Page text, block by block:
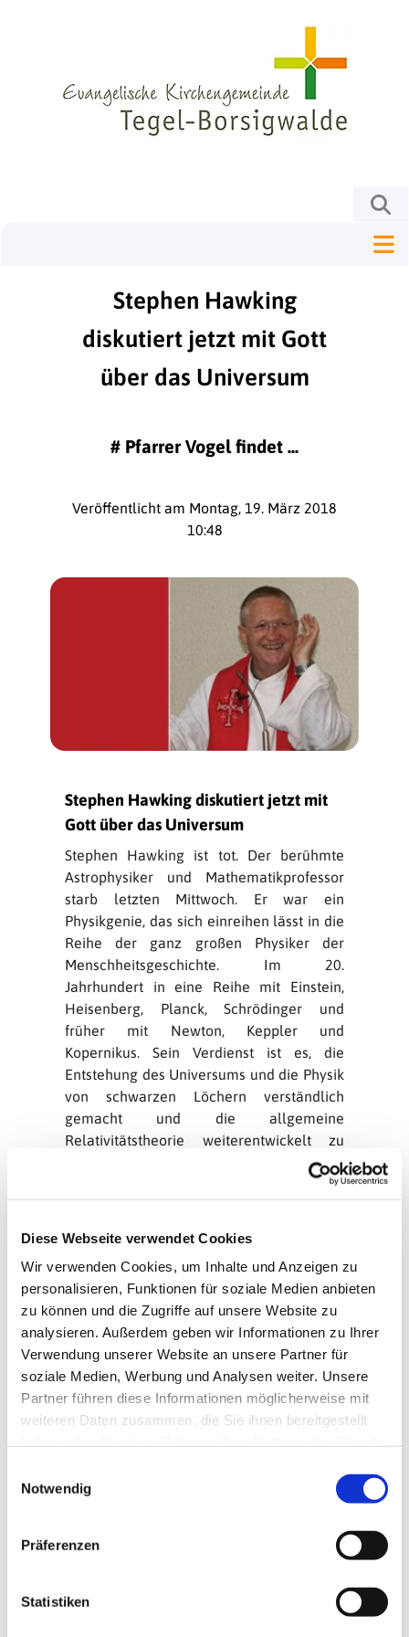
Diese Webseite verwendet Cookies
Wir verwenden Cookies, um Inhalte und Anzeigen zu
personalisieren, Funktionen für soziale Medien anbieten
zu können und die Zugriffe auf unsere Website zu
analysieren. Außerdem geben wir Informationen zu Ihrer
Verwendung unserer Website an unsere Partner für
soziale Medien, Werbung und Analysen weiter. Unsere
Partner führen diese Informationen möglicherweise mit
weiteren Daten zusammen, die Sie ihnen bereitgestellt
Notwendig
Präferenzen
Statistiken
Stephen Hawking
diskutiert jetzt mit Gott
über das Universum
# Pfarrer Vogel findet ...
Veröffentlicht am Montag, 19. März 2018
10:48
Stephen Hawking diskutiert jetzt mit
Gott über das Universum
Stephen Hawking ist tot. Der berühmte
Astrophysiker und Mathematikprofessor
starb letzten Mittwoch. Er war ein
Physikgenie, das sich einreihen lässt in die
Reihe der ganz großen Physiker der
Menschheitsgeschichte. Im 20.
Jahrhundert in eine Reihe mit Einstein,
Heisenberg, Planck, Schrödinger und
früher mit Newton, Keppler und
Kopernikus. Sein Verdienst ist es, die
Entstehung des Universums und die Physik
von schwarzen Löchern verständlich
gemacht und die allgemeine
Relativitätstheorie weiterentwickelt zu
Der Jahrzehnte lang an den Rollstuhl
Jahren durch seine Warnungen zur
Klimaerwärmung und zu verfehlter
Umwelt- und Wirtschaftspolitik
Aufmerksamkeit erlangt. Er hat aufgezeigt,
dass die Menschheit ihre
Lebensgrundlagen zerstört und war der
Meinung, dass die Menschen in 100 Jahren
die Erde verlassen müssen.
Er war Atheist, glaubte nicht an einen
Anfang und kein Ende hat, keine Grenze in
Raum und Zeit, welchen Platz hätte dann
hatte ein unglaublich großes Wissen und
sicher auch in vielen Dingen Recht, was
die Physik betrifft, vielleicht irrte er aber in
Letzterem. Gott hat sich sicher schon auf